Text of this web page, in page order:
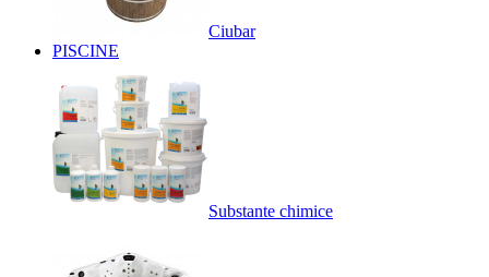
Ciubar
PISCINE
Substante chimice